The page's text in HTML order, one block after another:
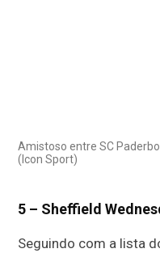
Amistoso entre SC
(Icon Sport)
5 – Sheffield
Seguindo com a lista